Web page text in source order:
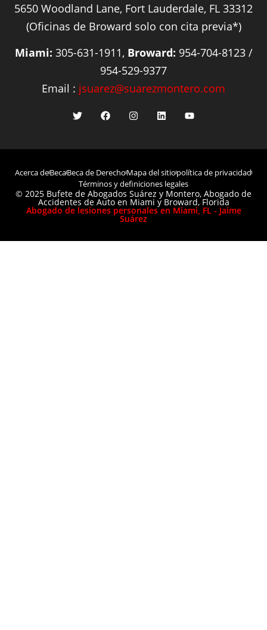
5650 Woodland Lane, Fort Lauderdale, FL 33312
(Oficinas de Broward solo con cita previa*)
Miami: 305-631-1911, Broward: 954-704-8123 /
954-529-9377
Email : jsuarez@suarezmontero.com
Acerca deBecaBeca de DerechoMapa del sitiopolítica de privacidad
Términos y definiciones legales
© 2025 Bufete de Abogados Suárez y Montero, Abogado de
Accidentes de Auto en Miami y Broward, Florida
Abogado de lesiones personales en Miami, FL - Jaime
Suárez